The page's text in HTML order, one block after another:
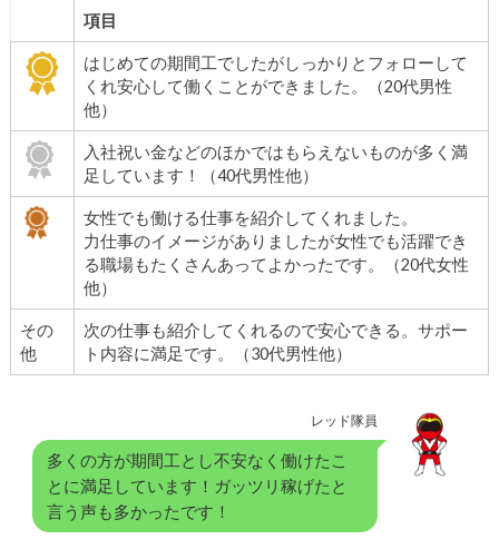
項目
はじめての期間工でしたがしっかりとフォローして
くれ安心して働くことができました。（20代男性
他）
入社祝い金などのほかではもらえないものが多く満
足しています！（40代男性他）
女性でも働ける仕事を紹介してくれました。
力仕事のイメージがありましたが女性でも活躍でき
る職場もたくさんあってよかったです。（20代女性
他）
その
他
次の仕事も紹介してくれるので安心できる。サポー
ト内容に満足です。（30代男性他）
レッド隊員
多くの方が期間工とし不安なく働けたこ
とに満足しています！ガッツリ稼げたと
言う声も多かったです！